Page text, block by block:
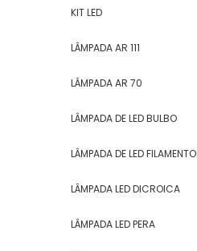
KIT LED
LÂMPADA AR 111
LÂMPADA AR 70
LÂMPADA DE LED BULBO
LÂMPADA DE LED FILAMENTO
LÂMPADA LED DICROICA
LÂMPADA LED PERA